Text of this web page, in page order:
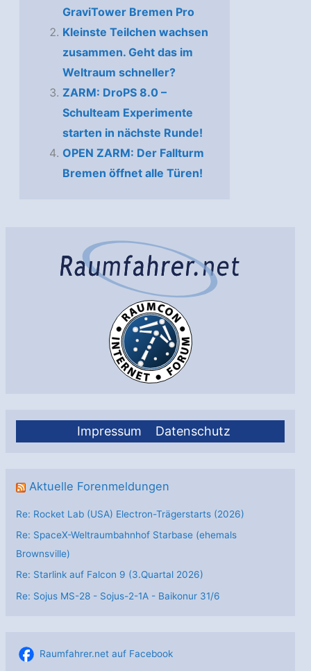
Impressum Datenschutz
Aktuelle Forenmeldungen
Re: Rocket Lab (USA) Electron-Trägerstarts (2026)
Re: SpaceX-Weltraumbahnhof Starbase (ehemals
Brownsville)
Re: Starlink auf Falcon 9 (3.Quartal 2026)
Re: Sojus MS-28 - Sojus-2-1А - Baikonur 31/6
Raumfahrer.net auf Facebook
GraviTower Bremen Pro
Kleinste Teilchen wachsen
zusammen. Geht das im
Weltraum schneller?
ZARM: DroPS 8.0 –
Schulteam Experimente
starten in nächste Runde!
OPEN ZARM: Der Fallturm
Bremen öffnet alle Türen!